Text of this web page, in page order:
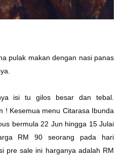
pulak makan dengan nasi panas
isi tu gilos besar dan tebal.
! Kesemua menu Citarasa Ibunda
bermula 22 Jun hingga 15 Julai
RM 90 seorang pada hari
pre sale ini harganya adalah RM